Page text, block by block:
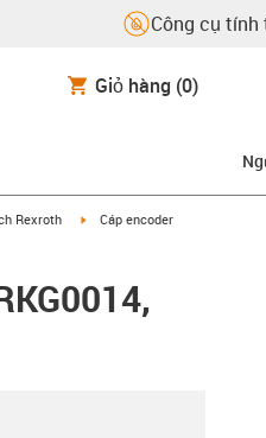
Công cụ
Giỏ hàng (0)
Rexroth igus-icon-arrow-right
Cáp encoder